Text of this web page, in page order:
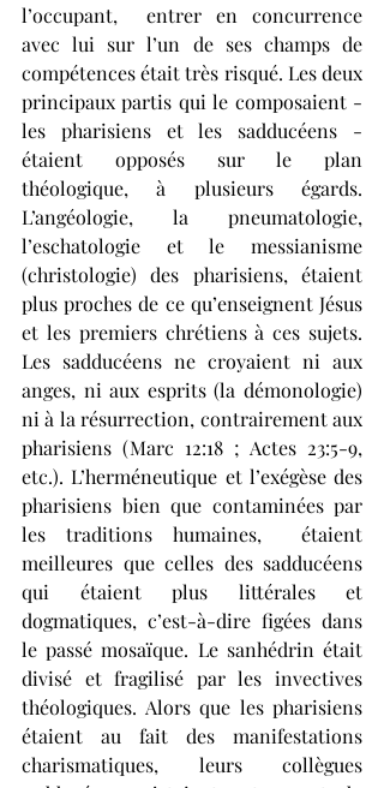
l’occupant,  entrer en concurrence
avec lui sur l’un de ses champs de
compétences était très risqué. Les deux
principaux partis qui le composaient -
les pharisiens et les sadducéens -
étaient opposés sur le plan
théologique, à plusieurs égards.
L’angéologie, la pneumatologie,
l’eschatologie et le messianisme
(christologie) des pharisiens, étaient
plus proches de ce qu’enseignent Jésus
et les premiers chrétiens à ces sujets.
Les sadducéens ne croyaient ni aux
anges, ni aux esprits (la démonologie)
ni à la résurrection, contrairement aux
pharisiens (Marc 12:18 ; Actes 23:5-9,
etc.). L’herméneutique et l’exégèse des
pharisiens bien que contaminées par
les traditions humaines,  étaient
meilleures que celles des sadducéens
qui étaient plus littérales et
dogmatiques, c’est-à-dire figées dans
le passé mosaïque. Le sanhédrin était
divisé et fragilisé par les invectives
théologiques. Alors que les pharisiens
étaient au fait des manifestations
charismatiques, leurs collègues